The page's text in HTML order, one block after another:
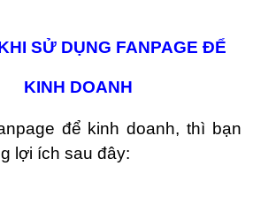
SỬ DỤNG FANPAGE ĐỂ
KINH DOANH
để kinh doanh, thì bạn
lợi ích sau đây: